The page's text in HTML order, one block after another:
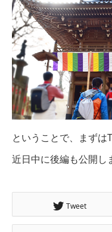
ということで、まずは
近日中に後編も公開し
Tweet